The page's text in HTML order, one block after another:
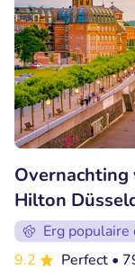
Hilton
Erg populaire
9.2
Perfect •